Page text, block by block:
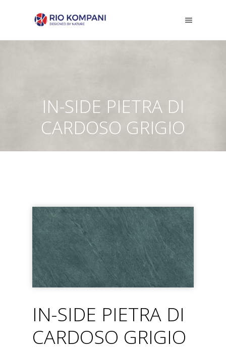
IN-SIDE PIETRA DI
CARDOSO GRIGIO
IN-SIDE PIETRA DI
CARDOSO GRIGIO